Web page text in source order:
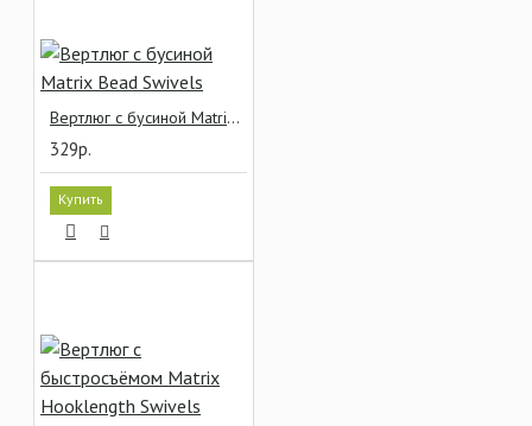
Вертлюг с бусиной Matrix Bead Swivels
329р.
Купить